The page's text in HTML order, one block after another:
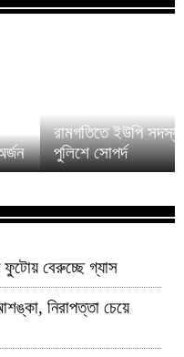
রামগতিতে ইউপি
পুলিশে সোপর্দ
ফুটোয় বেরুচ্ছে গ্যাস
নিরাপত্তা চেয়ে